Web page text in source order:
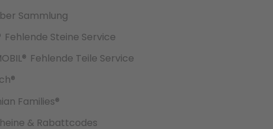
Sammlung
Fehlende Steine Service
Fehlende Teile Service
Families®
& Rabattcodes